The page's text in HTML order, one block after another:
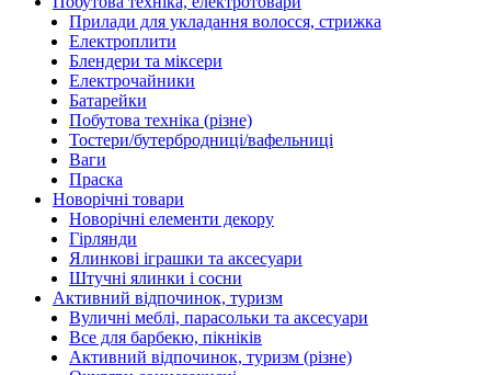
Прилади для укладання волосся, стрижка
Електроплити
Блендери та міксери
Електрочайники
Батарейки
Побутова техніка (різне)
Тостери/бутербродниці/вафельниці
Ваги
Праска
Новорічні товари
Новорічні елементи декору
Гірлянди
Ялинкові іграшки та аксесуари
Штучні ялинки і сосни
Активний відпочинок, туризм
Вуличні меблі, парасольки та аксесуари
Все для барбекю, пікніків
Активний відпочинок, туризм (різне)